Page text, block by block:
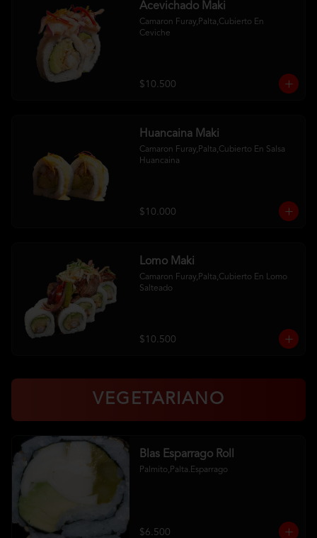
Acevichado Maki
Camaron Furay,Palta,Cubierto En
Ceviche
$10.500
Huancaina Maki
Camaron Furay,Palta,Cubierto En Salsa
Huancaina
$10.000
Lomo Maki
Camaron Furay,Palta,Cubierto En Lomo
Salteado
$10.500
VEGETARIANO
Blas Esparrago Roll
Palmito,Palta.Esparrago
$6.500